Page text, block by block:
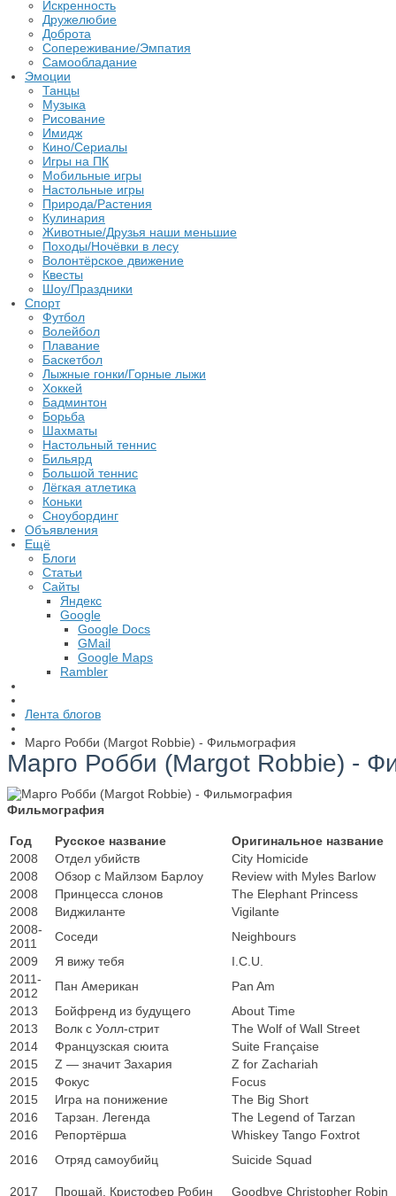
Искренность
Дружелюбие
Доброта
Сопереживание/Эмпатия
Самообладание
Эмоции
Танцы
Музыка
Рисование
Имидж
Кино/Сериалы
Игры на ПК
Мобильные игры
Настольные игры
Природа/Растения
Кулинария
Животные/Друзья наши меньшие
Походы/Ночёвки в лесу
Волонтёрское движение
Квесты
Шоу/Праздники
Спорт
Футбол
Волейбол
Плавание
Баскетбол
Лыжные гонки/Горные лыжи
Хоккей
Бадминтон
Борьба
Шахматы
Настольный теннис
Бильярд
Большой теннис
Лёгкая атлетика
Коньки
Сноубординг
Объявления
Ещё
Блоги
Статьи
Сайты
Яндекс
Google
Google Docs
GMail
Google Maps
Rambler
Лента блогов
Марго Робби (Margot Robbie) - Фильмография
Марго Робби (Margot Robbie) -
Фильмография
Год Русское название
Оригинальное название
2008
Отдел убийств
City Homicide
2008
Обзор с Майлзом Барлоу
Review with Myles Barlow
2008
Принцесса слонов
The Elephant Princess
2008
Виджиланте
Vigilante
2008-
2011
Соседи
Neighbours
2009
Я вижу тебя
I.C.U.
2011-
2012
Пан Американ
Pan Am
2013
Бойфренд из будущего
About Time
2013
Волк с Уолл-стрит
The Wolf of Wall Street
2014
Французская сюита
Suite Française
2015
Z — значит Захария
Z for Zachariah
2015
Фокус
Focus
2015
Игра на понижение
The Big Short
2016
Тарзан. Легенда
The Legend of Tarzan
2016
Репортёрша
Whiskey Tango Foxtrot
2016
Отряд самоубийц Suicide Squad
2017 Прощай, Кристофер Робин Goodbye Christopher Robin